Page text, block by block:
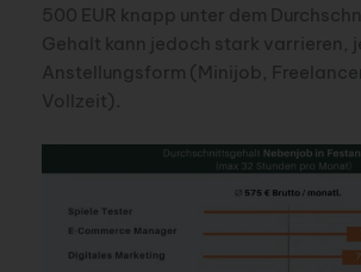
500 EUR knapp unter dem
Gehalt kann jedoch stark varrieren,
Anstellungsform (Minijob,
Vollzeit).